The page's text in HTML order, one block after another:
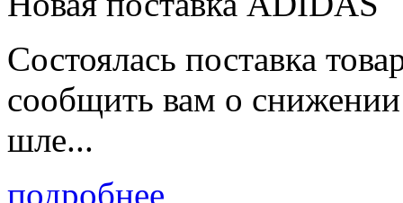
Состоялась поставка
сообщить вам о
шле...
подробнее